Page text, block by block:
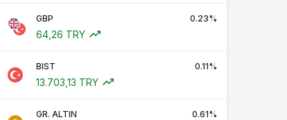
GBP 0.23%
64,26 TRY
BIST 0.11%
13.703,13 TRY
GR. ALTIN 0.61%